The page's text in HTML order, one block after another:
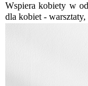
Wspiera kobiety w
dla kobiet -